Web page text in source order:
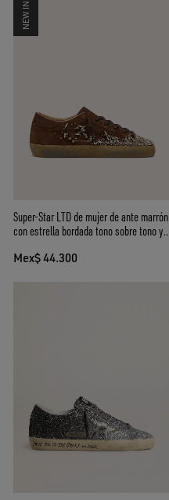
NEW IN
Super-Star LTD de mujer de ante marrón
con estrella bordada tono sobre tono y
Mex$ 44.300